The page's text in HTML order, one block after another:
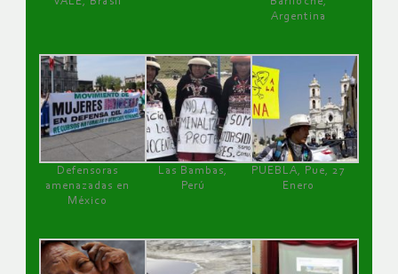
Argentina
Defensoras
amenazadas en
México
Las Bambas,
Perú
PUEBLA, Pue, 27
Enero